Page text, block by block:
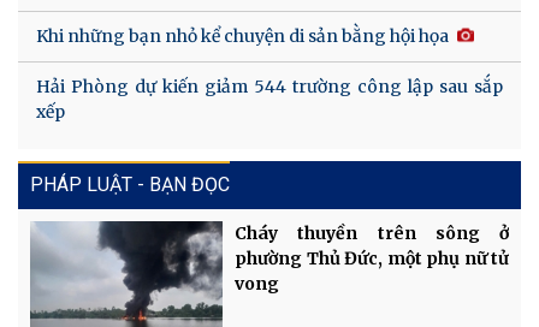
Khi những bạn nhỏ kể chuyện di sản bằng hội họa
Hải Phòng dự kiến giảm 544 trường công lập sau sắp
xếp
PHÁP LUẬT - BẠN ĐỌC
Cháy thuyền trên sông ở
phường Thủ Đức, một phụ nữ tử
vong